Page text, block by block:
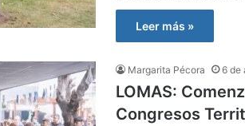
Leer más »
Margarita Pécora 6 de
LOMAS:
Congresos